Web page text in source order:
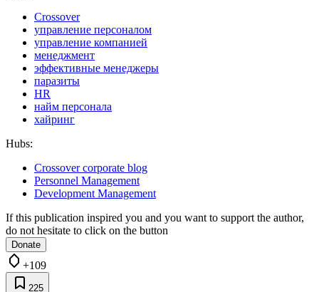
Crossover
управление персоналом
управление компанией
менеджмент
эффективные менеджеры
паразиты
HR
найм персонала
хайринг
Hubs:
Crossover corporate blog
Personnel Management
Development Management
If this publication inspired you and you want to support the author,
do not hesitate to click on the button
Donate
+109
225